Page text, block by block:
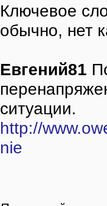
Ключевое
обычно, нет
Евгений81
ситуации.
http://
nie